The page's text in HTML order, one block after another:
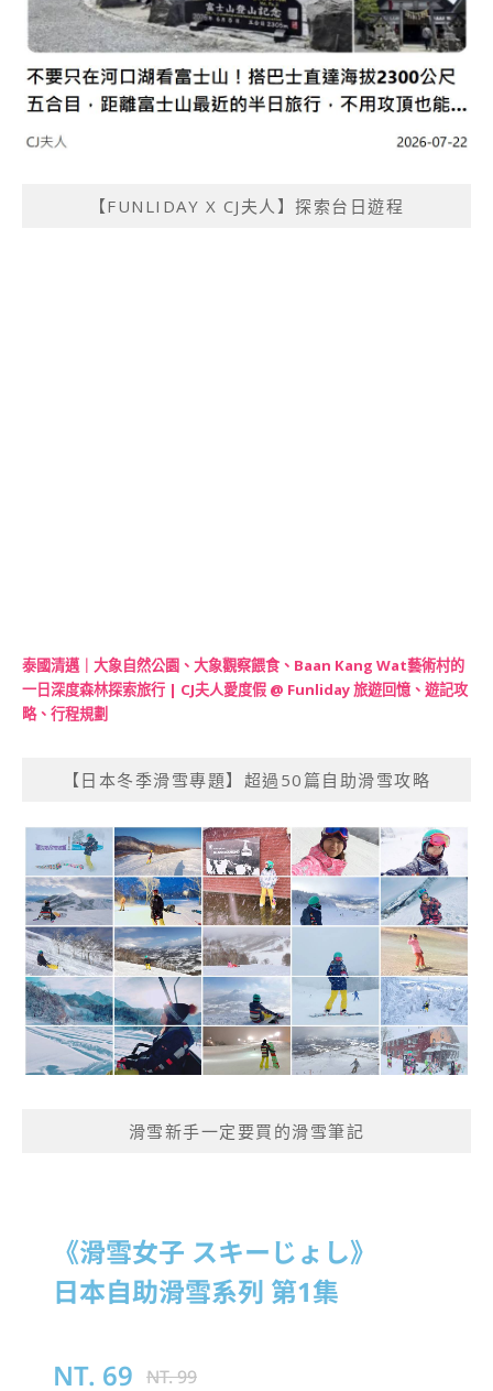
【FUNLIDAY X CJ夫人】探索台日遊程
泰國清邁｜大象自然公園、大象觀察餵食、Baan Kang Wat藝術村的
一日深度森林探索旅行 | CJ夫人愛度假 @ Funliday 旅遊回憶、遊記攻
略、行程規劃
【日本冬季滑雪專題】超過50篇自助滑雪攻略
滑雪新手一定要買的滑雪筆記